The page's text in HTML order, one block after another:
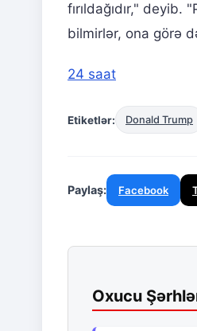
fırıldağıdır,"
bilmirlər, ona görə
24 saat
Etiketlər: Donald Trump
Paylaş: Facebook
Oxucu